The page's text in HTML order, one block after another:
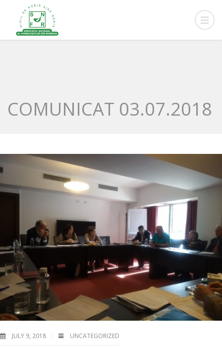
COMUNICAT 03.07.2018
JULY 9, 2018 UNCATEGORIZED